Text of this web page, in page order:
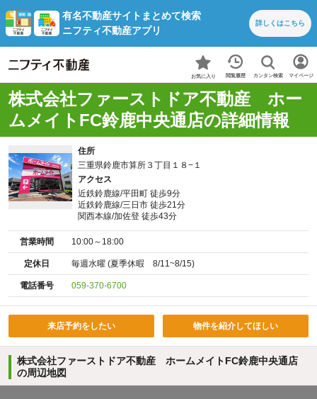
有名不動産サイトまとめて検索
ニフティ不動産アプリ
詳しくはこちら
お気に入り 閲覧履歴 カンタン検索 マイページ
株式会社ファーストドア不動産 ホー
ムメイトFC鈴鹿中央通店の詳細情報
住所
三重県鈴鹿市算所３丁目１８−１
アクセス
近鉄鈴鹿線/平田町 徒歩9分
近鉄鈴鹿線/三日市 徒歩21分
関西本線/加佐登 徒歩43分
営業時間 10:00～18:00
定休日 毎週水曜 (夏季休暇 8/11~8/15)
電話番号 059-370-6700
来店予約をしたい 物件を紹介してほしい
株式会社ファーストドア不動産 ホームメイトFC鈴鹿中央通店
の周辺地図